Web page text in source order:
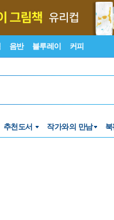
음반 블루레이 커피
추천도서 작가와의 만남